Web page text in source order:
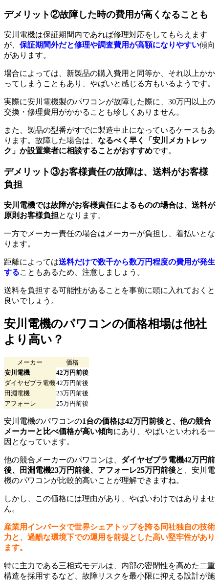
デメリット②故障した時の費用が高くなることも
安川電機は保証期間内であれば修理対応をしてもらえます
が、 保証期間外だと修理や調査費用が高額になりやすい傾向
があります。
場合によっては、新製品の購入費用と同等か、それ以上かか
ってしまうこともあり、やばいと感じる方もいるようです。
実際に安川電機製のパワコンが故障した際に、30万円以上の
交換・修理費用がかかることも珍しくありません。
また、製品の型番がすでに製造中止になっているケースもあ
ります。故障した場合は、 なるべく早く「安川メカトレッ
ク」か設置業者に相談することがおすすめです。
デメリット③お客様責任の故障は、送料がお客様
負担
安川電機では故障がお客様責任によるものの場合は、送料が
原則お客様負担となります。
一方でメーカー責任の場合はメーカーが負担し、着払いとな
ります。
距離によっては送料だけで数千から数万円程度の費用が発生
することもあるため、注意しましょう。
送料を負担する可能性があることを事前に頭に入れておくと
良いでしょう。
安川電機のパワコンの価格相場は他社
より高い？
メーカー
価格
安川電機
42万円前後
ダイヤゼブラ電機42万円前後
田淵電機
23万円前後
アフォーレ
25万円前後
安川電機のパワコンの1台の価格は42万円前後と、他の競合
メーカーと比べ価格が高い傾向にあり、やばいといわれる一
因となっています。
他の競合メーカーのパワコンは、 ダイヤゼブラ電機42万円前
後、田淵電機23万円前後、アフォーレ25万円前後と、安川電
機のパワコンが比較的高いことが理解できますね。
しかし、この価格には理由があり、やばいわけではありませ
ん。
産業用インバータで世界シェアトップを誇る同社独自の技術
力と、過酷な環境下での運用を前提とした高い堅牢性があり
ます。
特に主力である三相式モデルは、内部の密閉性を高めた二重
構造を採用するなど、故障リスクを最小限に抑える設計が施